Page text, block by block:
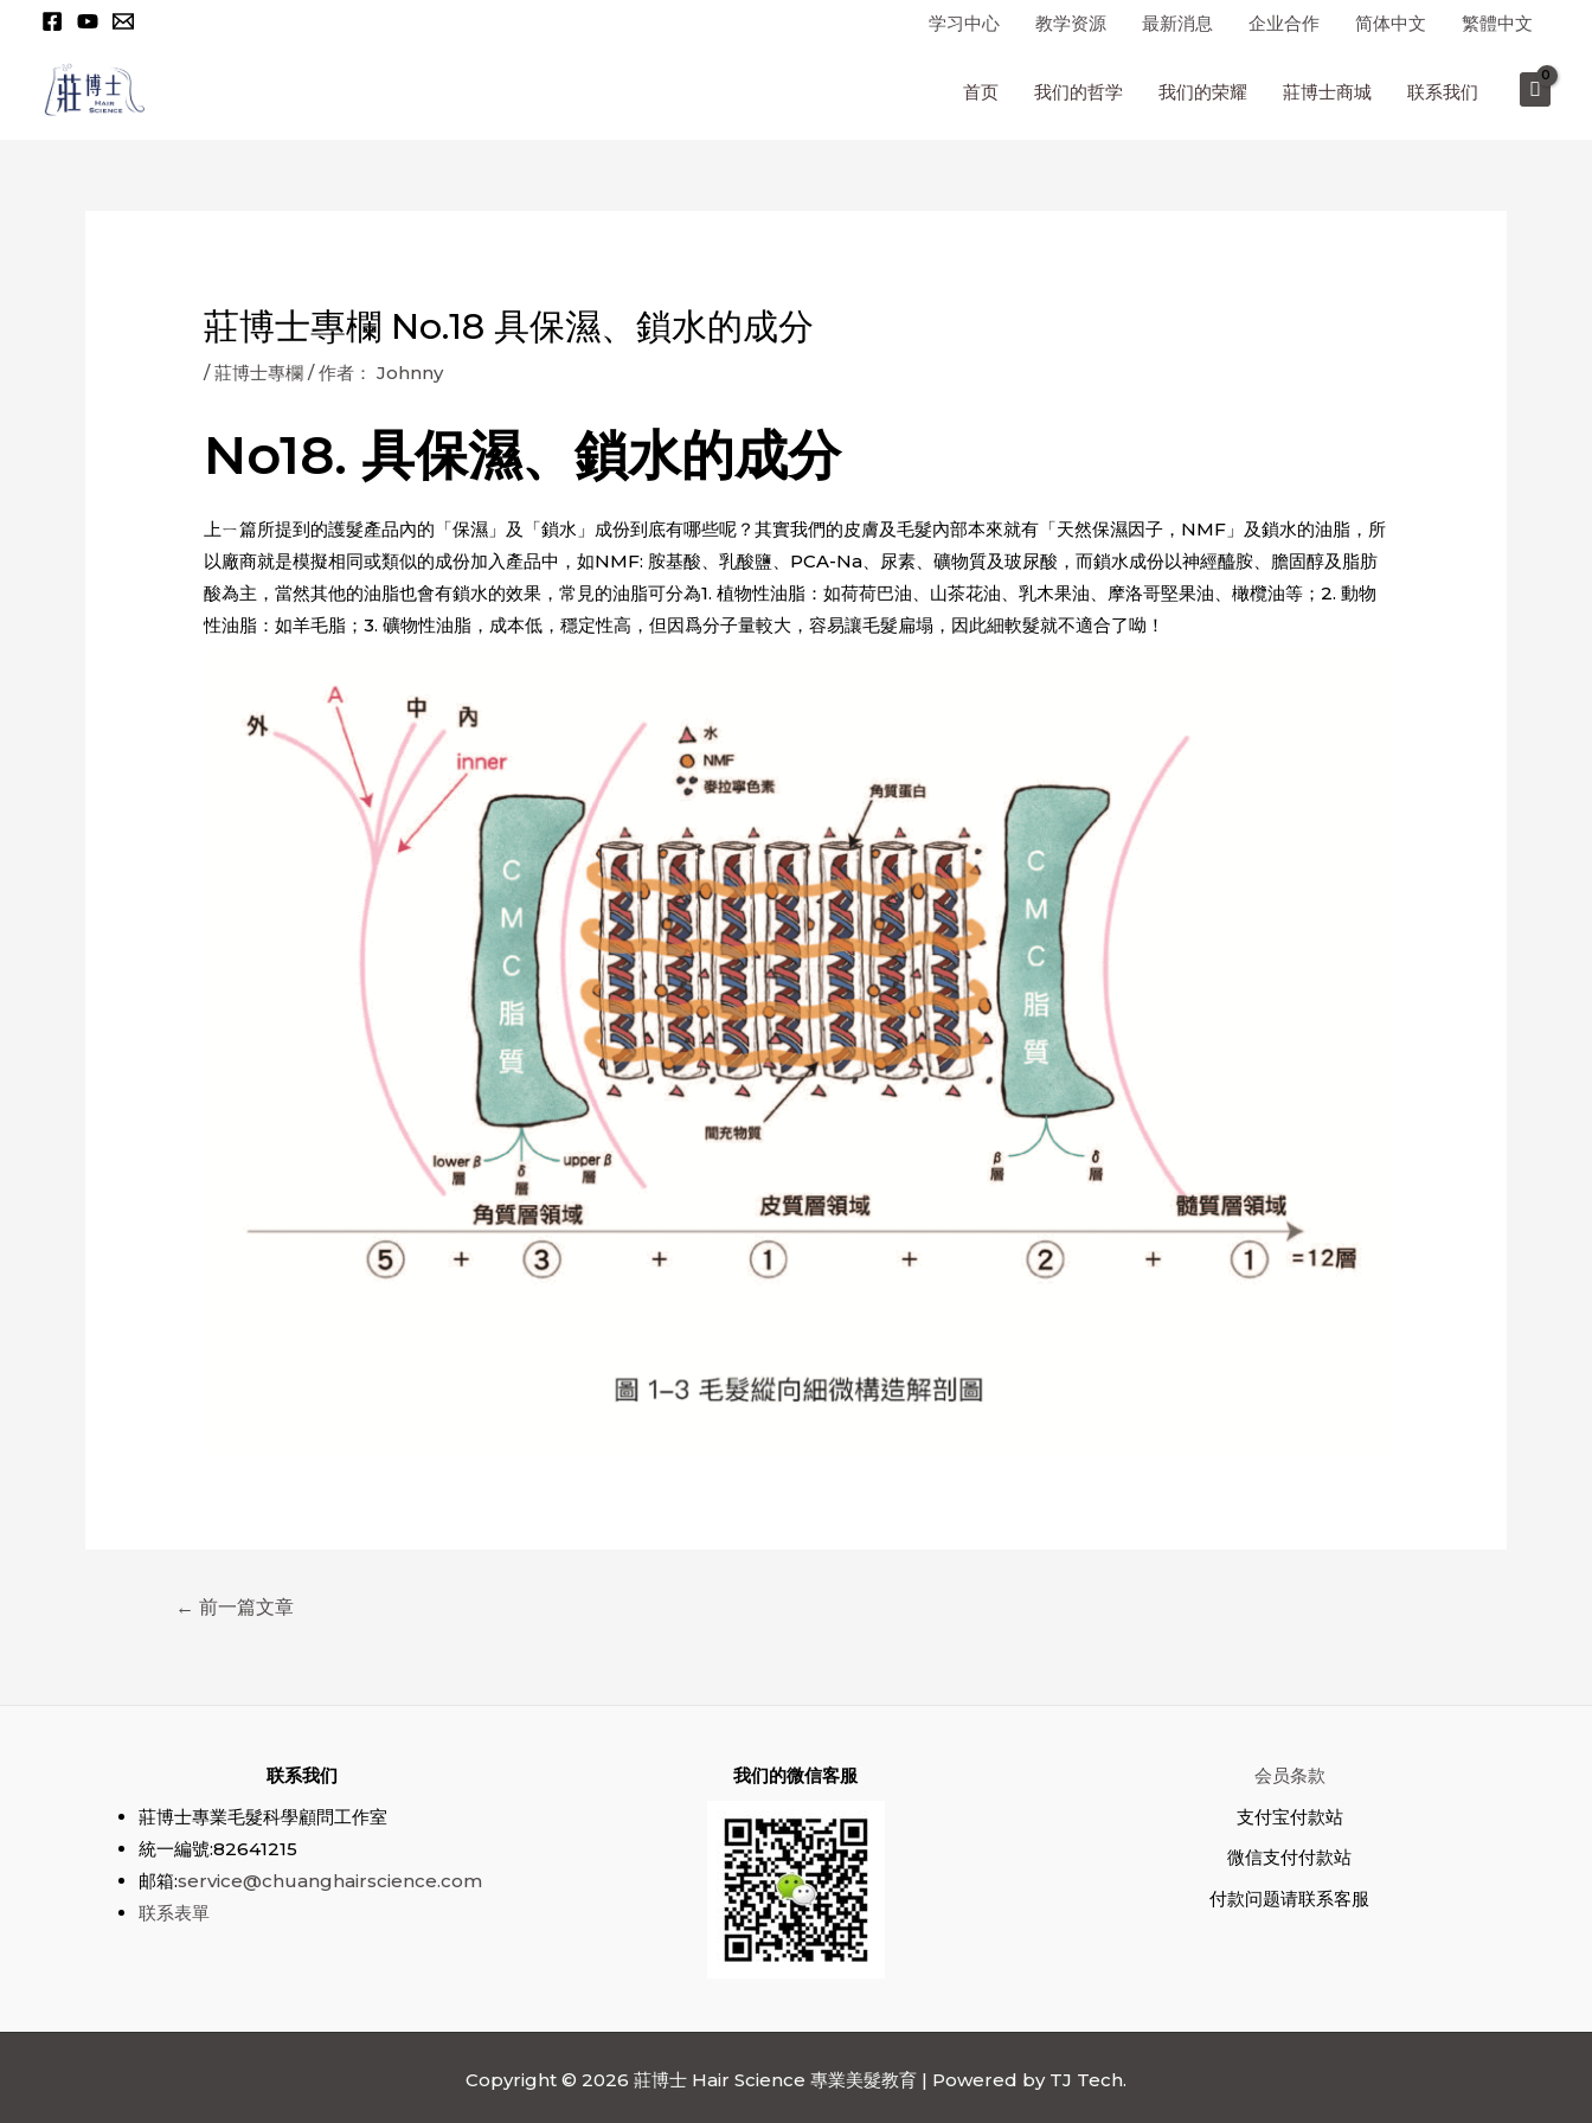
学习中心 教学资源 最新消息 企业合作 简体中文 繁體中文
首页 我们的哲学 我们的荣耀 莊博士商城 联系我们
莊博士專欄 No.18 具保濕、鎖水的成分
/莊博士專欄 / 作者： Johnny
No18. 具保濕、鎖水的成分
上ㄧ篇所提到的護髮產品內的「保濕」及「鎖水」成份到底有哪些呢？其實我們的皮膚及毛髮內部本來就有「天然保濕因子，NMF」及鎖水的油脂，所
以廠商就是模擬相同或類似的成份加入產品中，如NMF: 胺基酸、乳酸鹽、PCA-Na、尿素、礦物質及玻尿酸，而鎖水成份以神經醯胺、膽固醇及脂肪
酸為主，當然其他的油脂也會有鎖水的效果，常見的油脂可分為1. 植物性油脂：如荷荷巴油、山茶花油、乳木果油、摩洛哥堅果油、橄欖油等；2. 動物
性油脂：如羊毛脂；3. 礦物性油脂，成本低，穩定性高，但因爲分子量較大，容易讓毛髮扁塌，因此細軟髮就不適合了呦！
← 前一篇文章
联系我们
莊博士專業毛髮科學顧問工作室
統一編號:82641215
邮箱:service@chuanghairscience.com
联系表單
我们的微信客服
会员条款
支付宝付款站
微信支付付款站
付款问题请联系客服
Copyright © 2026 莊博士 Hair Science 專業美髮教育 | Powered by TJ Tech.